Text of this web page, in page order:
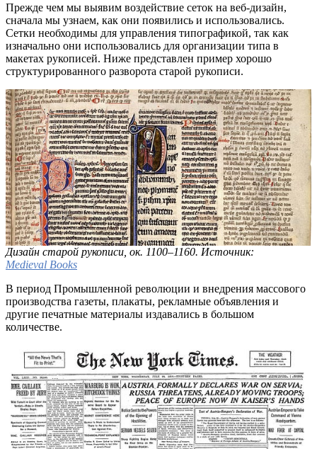
Прежде чем мы выявим воздействие сеток на веб-дизайн,
сначала мы узнаем, как они появились и использовались.
Сетки необходимы для управления типографикой, так как
изначально они использовались для организации типа в
макетах рукописей. Ниже представлен пример хорошо
структурированного разворота старой рукописи.
Дизайн старой рукописи, ок. 1100–1160. Источник:
Medieval Books
В период Промышленной революции и внедрения массового
производства газеты, плакаты, рекламные объявления и
другие печатные материалы издавались в большом
количестве.